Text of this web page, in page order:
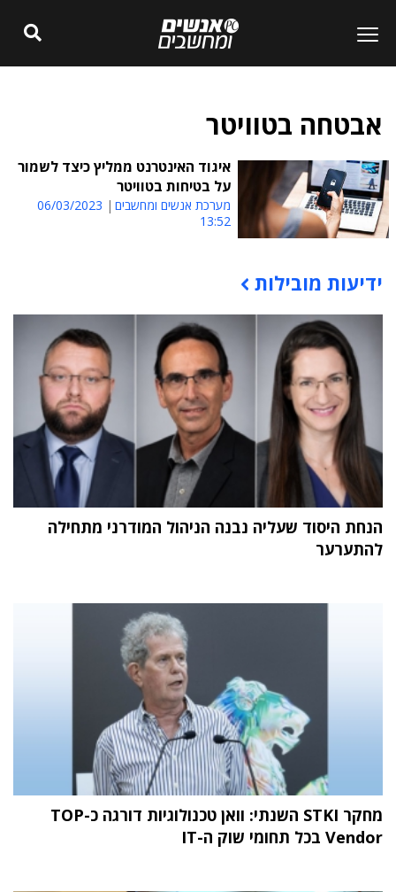
אבטחה בטוויטר
איגוד האינטרנט ממליץ כיצד לשמור
על בטיחות בטוויטר
מערכת אנשים ומחשבים
06/03/2023
13:52
תוכן פרסומי
ידיעות מובילות
הנחת היסוד שעליה נבנה הניהול המודרני מתחילה
להתערער
מחקר STKI השנתי: וואן טכנולוגיות דורגה כ-TOP
Vendor בכל תחומי שוק ה-IT